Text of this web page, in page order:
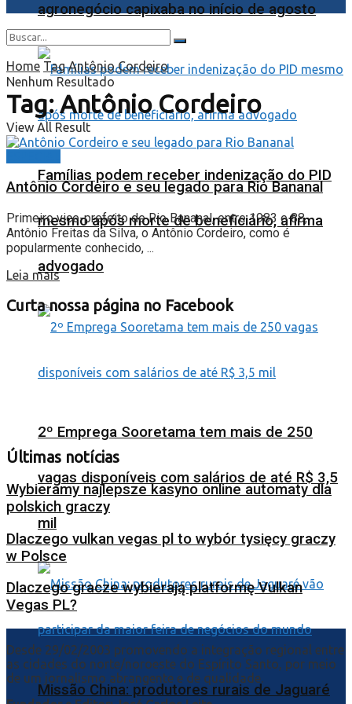
agronegócio capixaba no início de agosto
Famílias podem receber indenização do PID
mesmo após morte de beneficiário, afirma
advogado
2º Emprega Sooretama tem mais de 250
vagas disponíveis com salários de até R$ 3,5
mil
Missão China: produtores rurais de Jaguaré
Nenhum Resultado
View All Result
Home Tag Antônio Cordeiro
Tag:Antônio Cordeiro
Antônio Cordeiro e seu legado para Rio Bananal
Primeiro vice-prefeito de Rio Bananal, entre 1983 e 88,
Antônio Freitas da Silva, o Antônio Cordeiro, como é
popularmente conhecido, ...
Leia mais
Curta nossa página no Facebook
Últimas notícias
Wybieramy najlepsze kasyno online automaty dla
polskich graczy
Dlaczego vulkan vegas pl to wybór tysięcy graczy
w Polsce
Dlaczego gracze wybierają platformę Vulkan
Vegas PL?
Desde 29/02/2003 promovendo a integração regional entre
as cidades do norte/noroeste do Espírito Santo, por meio
de um jornalismo abrangente e de qualidade.